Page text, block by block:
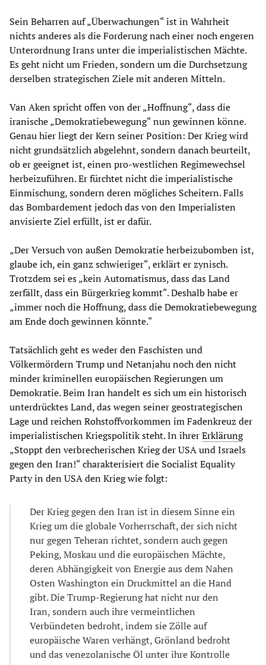
Sein Beharren auf „Überwachungen“ ist in Wahrheit
nichts anderes als die Forderung nach einer noch engeren
Unterordnung Irans unter die imperialistischen Mächte.
Es geht nicht um Frieden, sondern um die Durchsetzung
derselben strategischen Ziele mit anderen Mitteln.
Van Aken spricht offen von der „Hoffnung“, dass die
iranische „Demokratiebewegung“ nun gewinnen könne.
Genau hier liegt der Kern seiner Position: Der Krieg wird
nicht grundsätzlich abgelehnt, sondern danach beurteilt,
ob er geeignet ist, einen pro-westlichen Regimewechsel
herbeizuführen. Er fürchtet nicht die imperialistische
Einmischung, sondern deren mögliches Scheitern. Falls
das Bombardement jedoch das von den Imperialisten
anvisierte Ziel erfüllt, ist er dafür.
„Der Versuch von außen Demokratie herbeizubomben ist,
glaube ich, ein ganz schwieriger“, erklärt er zynisch.
Trotzdem sei es „kein Automatismus, dass das Land
zerfällt, dass ein Bürgerkrieg kommt“. Deshalb habe er
„immer noch die Hoffnung, dass die Demokratiebewegung
am Ende doch gewinnen könnte.“
Tatsächlich geht es weder den Faschisten und
Völkermördern Trump und Netanjahu noch den nicht
minder kriminellen europäischen Regierungen um
Demokratie. Beim Iran handelt es sich um ein historisch
unterdrücktes Land, das wegen seiner geostrategischen
Lage und reichen Rohstoffvorkommen im Fadenkreuz der
imperialistischen Kriegspolitik steht. In ihrerErklärung
„Stoppt den verbrecherischen Krieg der USA und Israels
gegen den Iran!“ charakterisiert die Socialist Equality
Party in den USA den Krieg wie folgt:
Der Krieg gegen den Iran ist in diesem Sinne ein
Krieg um die globale Vorherrschaft, der sich nicht
nur gegen Teheran richtet, sondern auch gegen
Peking, Moskau und die europäischen Mächte,
deren Abhängigkeit von Energie aus dem Nahen
Osten Washington ein Druckmittel an die Hand
gibt. Die Trump-Regierung hat nicht nur den
Iran, sondern auch ihre vermeintlichen
Verbündeten bedroht, indem sie Zölle auf
europäische Waren verhängt, Grönland bedroht
und das venezolanische Öl unter ihre Kontrolle